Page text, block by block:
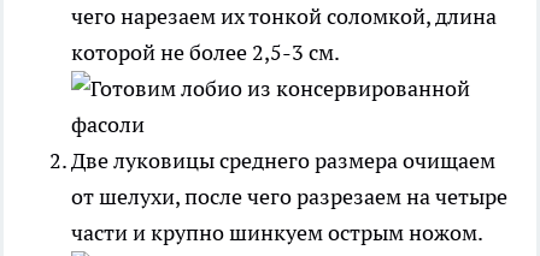
чего нарезаем их тонкой соломкой, длина
которой не более 2,5-3 см.
Две луковицы среднего размера очищаем
от шелухи, после чего разрезаем на четыре
части и крупно шинкуем острым ножом.